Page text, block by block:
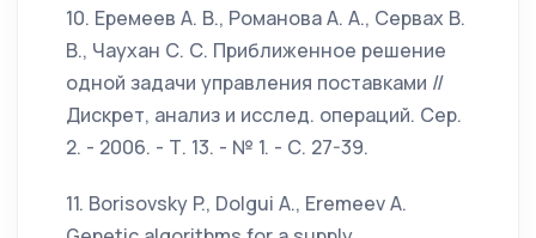
10. Еремеев А. В., Романова А. А., Сервах В.
В., Чаухан С. С. Приближенное решение
одной задачи управления поставками //
Дискрет, анализ и исслед. операций. Сер.
2. - 2006. - Т. 13. - № 1. - С. 27-39.
11. Borisovsky P., Dolgui A., Eremeev A.